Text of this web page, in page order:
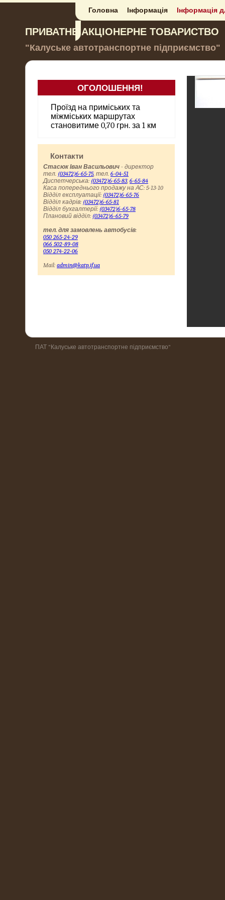
ПРИВАТНЕ АКЦІОНЕРНЕ ТОВАРИСТВО
"Калуське автотранспортне підприємство"
Головна Інформація Інформація
ОГОЛОШЕННЯ!
до відома пасажирів
Проїзд на приміських та
міжміських маршрутах
становитиме 0,70 грн. за 1 км
Контакти
Стасюк Іван Васильович - директор
тел. (03472)6-65-75, тел. 6-04-51
Диспетчерська: (03472)6-65-83, 6-65-84
Каса попереднього продажу на АС: 5-13-10
Відділ експлуатації: (03472)6-65-76
Відділ кадрів: (03472)6-65-81
Відділ бухгалтерії: (03472)6-65-78
Плановий відділ: (03472)6-65-79
тел. для замовлень автобусів:
050 265-24-29
066 502-89-08
050 274-22-06
Mail: admin@katp.if.ua
ПАТ "Калуське автотранспортне підприємство"